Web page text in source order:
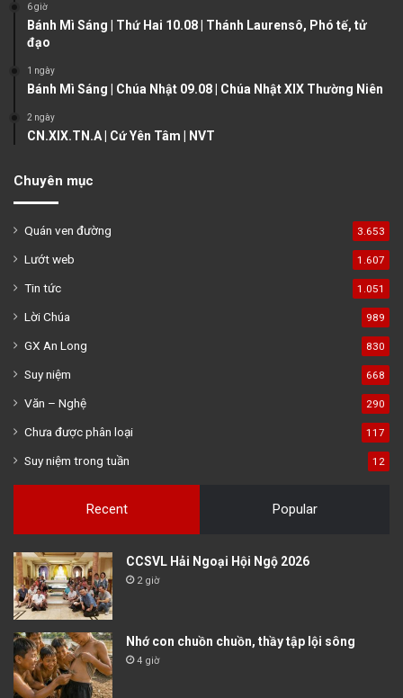
g
6 giờ
Bánh Mì Sáng | Thứ Hai 10.08 | Thánh Laurensô, Phó tế, tử
đạo
1 ngày
Bánh Mì Sáng | Chúa Nhật 09.08 | Chúa Nhật XIX Thường Niên
2 ngày
CN.XIX.TN.A | Cứ Yên Tâm | NVT
Chuyên mục
Quán ven đường 3.653
Lướt web 1.607
Tin tức 1.051
Lời Chúa 989
GX An Long 830
Suy niệm 668
Văn – Nghệ 290
Chưa được phân loại 117
Suy niệm trong tuần 12
Recent Popular
CCSVL Hải Ngoại Hội Ngộ 2026
2 giờ
Nhớ con chuồn chuồn, thầy tập lội sông
4 giờ